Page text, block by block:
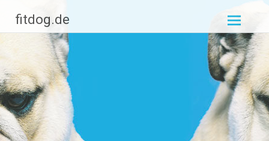
Inhalt
springen
fitdog.de